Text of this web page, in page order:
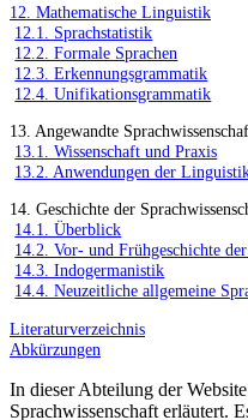
12. Mathematische Linguistik
12.1. Sprachstatistik
12.2. Formale Sprachen
12.3. Erkennungsgrammatik
12.4. Unifikationsgrammatik
13. Angewandte
13.1. Wissenschaft und Praxis
13.2. Anwendungen der
14. Geschichte der
14.1. Überblick
14.2. Vor- und Frühgeschichte
14.3. Indogermanistik
14.4. Neuzeitliche allgemeine
Literaturverzeichnis
Abkürzungen
In dieser Abteilung der
Sprachwissenschaft erläutert.